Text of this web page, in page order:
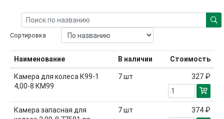
Сортировка
Наименование В наличии Стоимость
Камера для колеса К99-1
4,00-8 КМ99
7шт 327 ₽
Камера запасная для
7шт 374 ₽